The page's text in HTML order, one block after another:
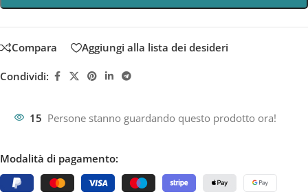
Compara Aggiungi alla lista dei desideri
Condividi:
15 Persone stanno guardando questo prodotto ora!
Modalità di pagamento: